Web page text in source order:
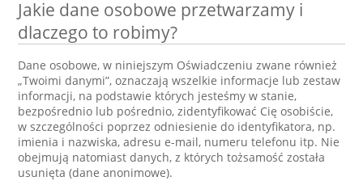
Jakie dane osobowe przetwarzamy i
dlaczego to robimy?
Dane osobowe, w niniejszym Oświadczeniu zwane również
„Twoimi danymi”, oznaczają wszelkie informacje lub zestaw
informacji, na podstawie których jesteśmy w stanie,
bezpośrednio lub pośrednio, zidentyfikować Cię osobiście,
w szczególności poprzez odniesienie do identyfikatora, np.
imienia i nazwiska, adresu e-mail, numeru telefonu itp. Nie
obejmują natomiast danych, z których tożsamość została
usunięta (dane anonimowe).